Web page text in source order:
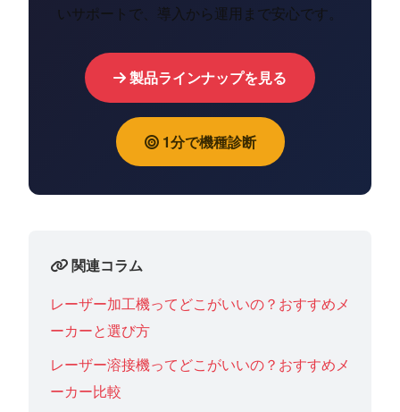
いサポートで、導入から運用まで安心です。
製品ラインナップを見る
1分で機種診断
関連コラム
レーザー加工機ってどこがいいの？おすすめメ
ーカーと選び方
レーザー溶接機ってどこがいいの？おすすめメ
ーカー比較